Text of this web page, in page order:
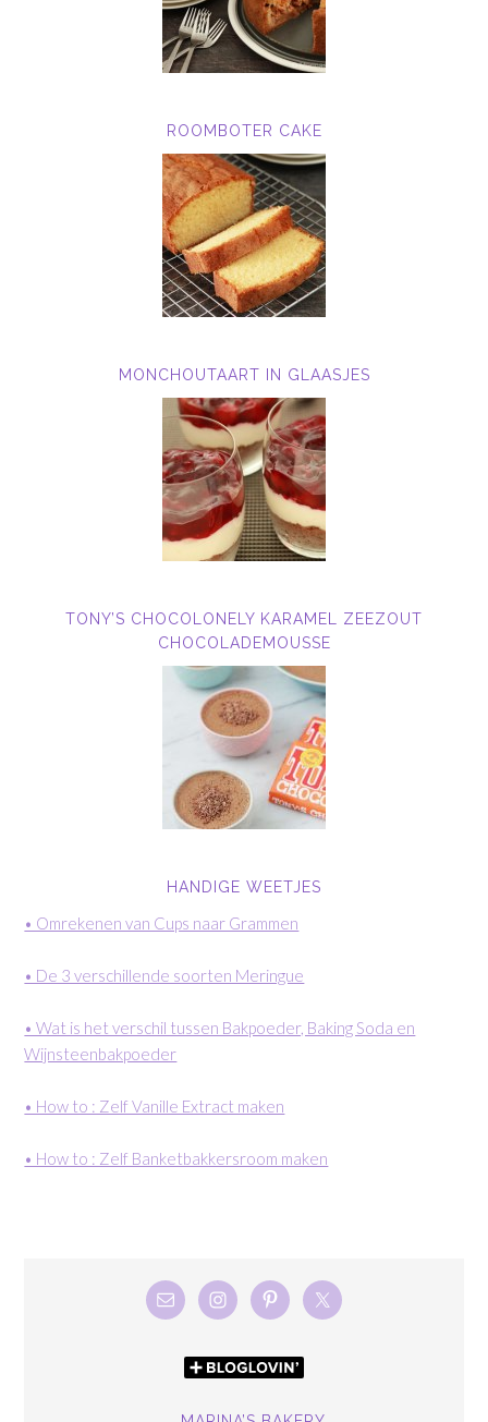
ROOMBOTER CAKE
MONCHOUTAART IN GLAASJES
TONY’S CHOCOLONELY KARAMEL ZEEZOUT
CHOCOLADEMOUSSE
HANDIGE WEETJES
• Omrekenen van Cups naar Grammen
• De 3 verschillende soorten Meringue
• Wat is het verschil tussen Bakpoeder, Baking Soda en
Wijnsteenbakpoeder
• How to : Zelf Vanille Extract maken
• How to : Zelf Banketbakkersroom maken